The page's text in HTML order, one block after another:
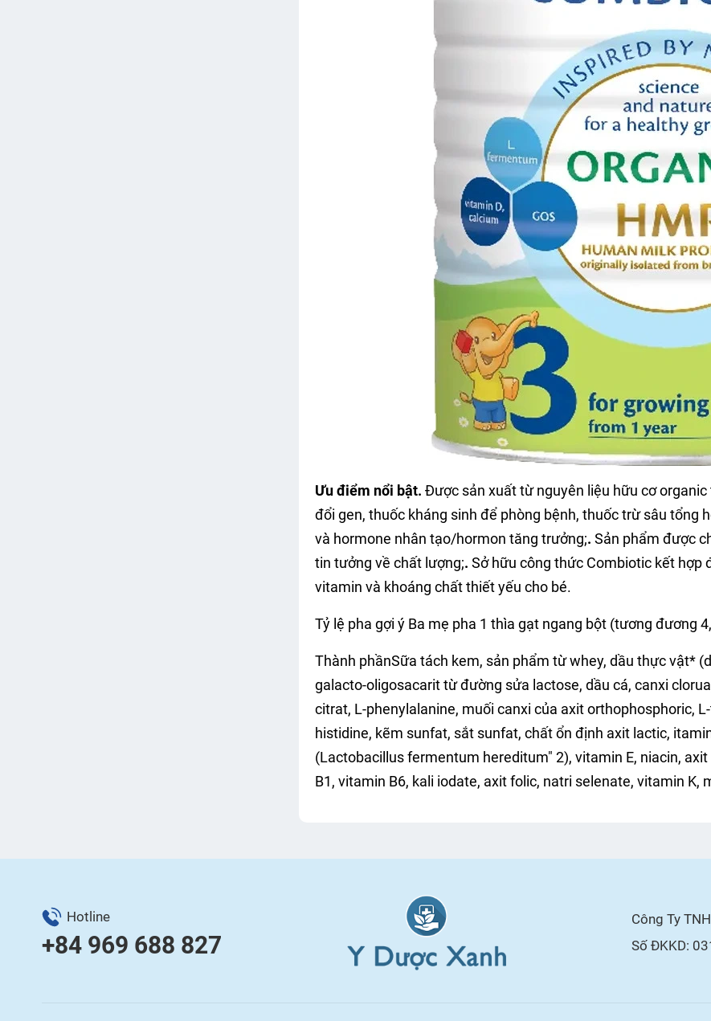
Ưu điểm nổi bật. Được sản xuất từ nguyên liệu hữu cơ
đổi gen, thuốc kháng sinh để phòng bệnh, thuốc trừ sâu tổng
và hormone nhân tạo/hormon tăng trưởng;. Sản phẩm được
tin tưởng về chất lượng;. Sở hữu công thức Combiotic kết hợp
vitamin và khoáng chất thiết yếu cho bé.
Tỷ lệ pha gợi ý Ba mẹ pha 1 thìa gạt ngang bột (tương đương
Thành phầnSữa tách kem, sản phẩm từ whey, dầu thực vật*
galacto-oligosacarit từ đường sửa lactose, dầu cá, canxi
citrat, L-phenylalanine, muối canxi của axit orthophosphoric,
histidine, kẽm sunfat, sắt sunfat, chất ổn định axit lactic,
(Lactobacillus fermentum hereditum" 2), vitamin E, niacin,
B1, vitamin B6, kali iodate, axit folic, natri selenate, vitamin K,
Công Ty
Số ĐKKD:
Hotline
+84 969 688 827